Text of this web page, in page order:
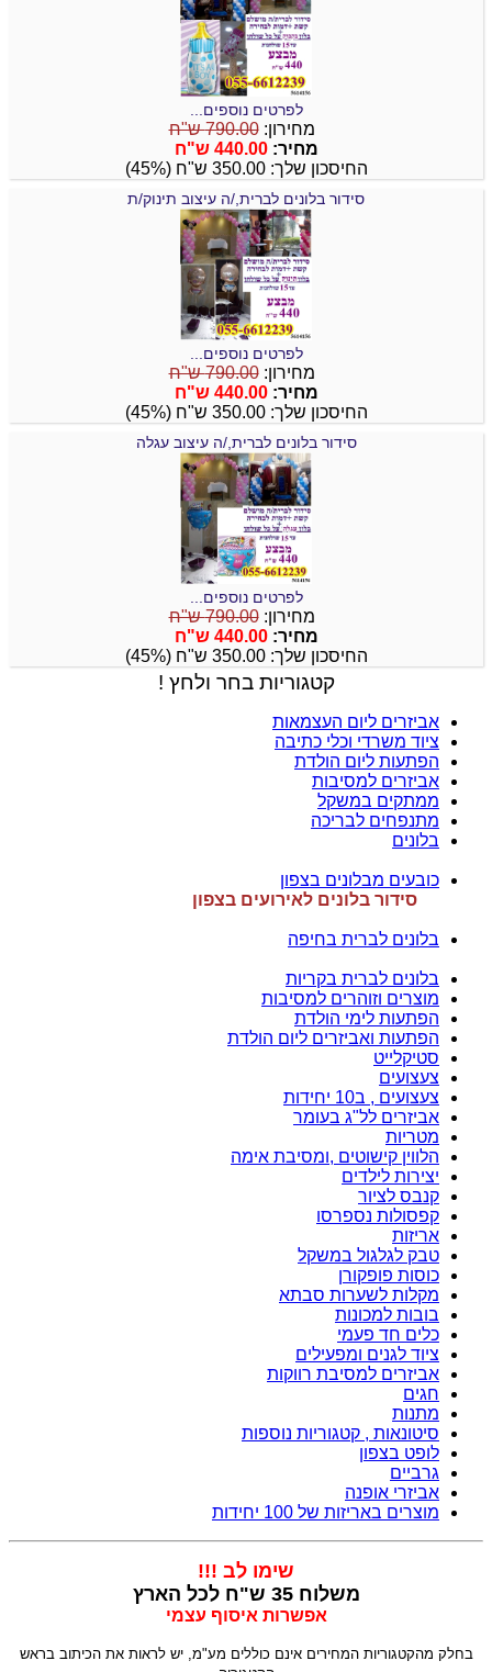
לפרטים נוספים...
מחירון:790.00 ש"ח
מחיר:440.00 ש"ח
החיסכון שלך: 350.00 ש"ח (45%)
סידור בלונים לברית,/ה עיצוב תינוק/ת
לפרטים נוספים...
מחירון:790.00 ש"ח
מחיר:440.00 ש"ח
החיסכון שלך: 350.00 ש"ח (45%)
סידור בלונים לברית,/ה עיצוב עגלה
לפרטים נוספים...
מחירון:790.00 ש"ח
מחיר:440.00 ש"ח
החיסכון שלך: 350.00 ש"ח (45%)
קטגוריות בחר ולחץ !
אביזרים ליום העצמאות
ציוד משרדי וכלי כתיבה
הפתעות ליום הולדת
אביזרים למסיבות
ממתקים במשקל
מתנפחים לבריכה
בלונים
כובעים מבלונים בצפון
סידור בלונים לאירועים בצפון
בלונים לברית בחיפה
בלונים לברית בקריות
מוצרים וזוהרים למסיבות
הפתעות לימי הולדת
הפתעות ואביזרים ליום הולדת
סטיקלייט
צעצועים
צעצועים , ב10 יחידות
אביזרים לל"ג בעומר
מטריות
הלווין קישוטים ,ומסיבת אימה
יצירות לילדים
קנבס לציור
קפסולות נספרסו
אריזות
טבק לגלגול במשקל
כוסות פופקורן
מקלות לשערות סבתא
בובות למכונות
כלים חד פעמי
ציוד לגנים ומפעילים
אביזרים למסיבת רווקות
חגים
מתנות
סיטונאות , קטגוריות נוספות
לופט בצפון
גרביים
אביזרי אופנה
מוצרים באריזות של 100 יחידות
שימו לב !!!
משלוח 35 ש"ח לכל הארץ
אפשרות איסוף עצמי
בחלק מהקטגוריות המחירים אינם כוללים מע"מ, יש לראות את הכיתוב בראש